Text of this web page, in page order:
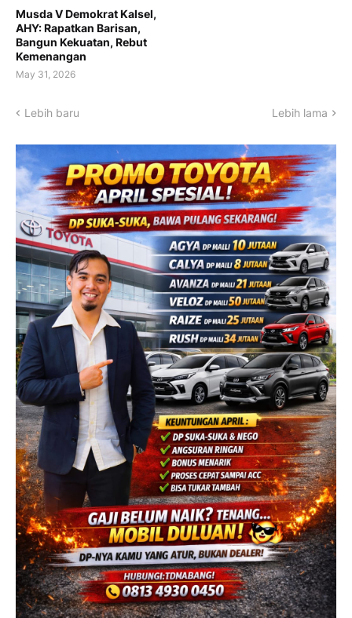
Musda V Demokrat Kalsel,
AHY: Rapatkan Barisan,
Bangun Kekuatan, Rebut
Kemenangan
May 31, 2026
Lebih baru Lebih lama